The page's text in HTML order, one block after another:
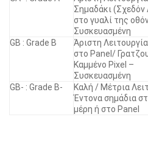
Σημαδάκι
στο γυαλί της
Συσκευασμένη
GB : Grade B
Άριστη
στο Panel/
Καμμένο Pixel –
Συσκευασμένη
GB- : Grade B-
Καλή / Μέτρια
Έντονα σημάδια
μέρη ή στο Panel